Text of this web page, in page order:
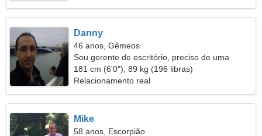
Danny
46 anos, Gêmeos
Sou gerente de escritório, preciso de uma
mulher gentil
181 cm (6'0"), 89 kg (196 libras)
Relacionamento real
Mike
58 anos, Escorpião